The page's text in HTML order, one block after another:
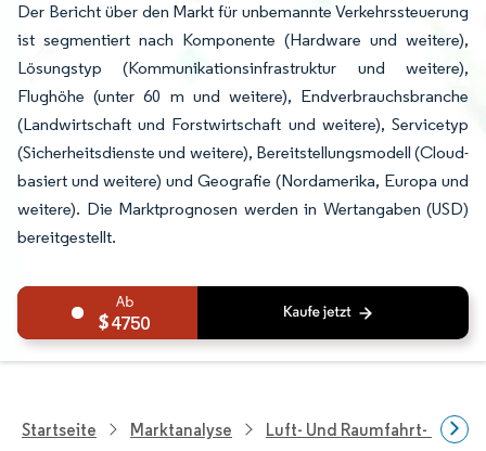
Der Bericht über den Markt für unbemannte Verkehrssteuerung
ist segmentiert nach Komponente (Hardware und weitere),
Lösungstyp (Kommunikationsinfrastruktur und weitere),
Flughöhe (unter 60 m und weitere), Endverbrauchsbranche
(Landwirtschaft und Forstwirtschaft und weitere), Servicetyp
(Sicherheitsdienste und weitere), Bereitstellungsmodell (Cloud-
basiert und weitere) und Geografie (Nordamerika, Europa und
weitere). Die Marktprognosen werden in Wertangaben (USD)
bereitgestellt.
4750
Startseite Marktanalyse Luft- Und Raumfahrt- Und